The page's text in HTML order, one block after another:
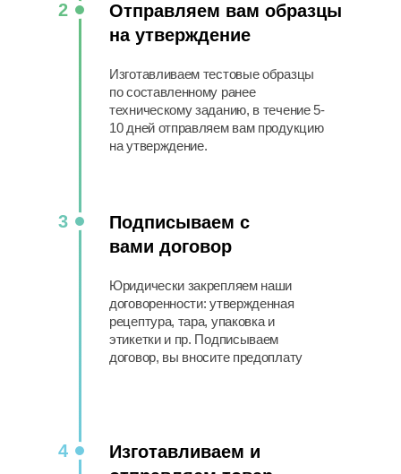
Юридически закрепляем наши
договоренности: утвержденная
рецептура, тара, упаковка и
этикетки и пр. Подписываем
договор, вы вносите предоплату
Отправляем вам образцы
на утверждение
Подписываем с
вами договор
Изготавливаем и
2
3
4
Изготавливаем тестовые образцы
по составленному ранее
техническому заданию, в течение 5-
10 дней отправляем вам продукцию
на утверждение.